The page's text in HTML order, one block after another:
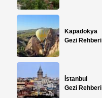
Kapadokya
Gezi Rehberi
İstanbul
Gezi Rehberi